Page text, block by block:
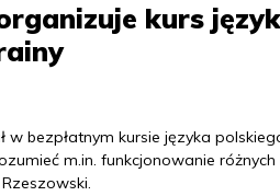
kurs
w bezpłatnym kursie języka
m.in. funkcjonowanie